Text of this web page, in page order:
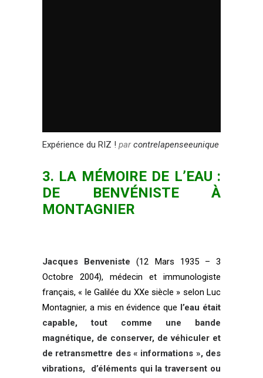
Expérience du RIZ ! parcontrelapenseeunique
3. LA MÉMOIRE DE L’EAU :
DE BENVÉNISTE À
MONTAGNIER
Jacques Benveniste (12 Mars 1935 – 3
Octobre 2004), médecin et immunologiste
français, « le Galilée du XXe siècle » selon Luc
Montagnier, a mis en évidence que l’eau était
capable, tout comme une bande
magnétique, de conserver, de véhiculer et
de retransmettre des « informations », des
vibrations, d’éléments qui la traversent ou